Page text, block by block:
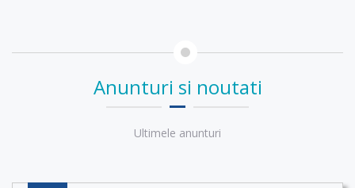
Anunturi si noutati
Ultimele anunturi